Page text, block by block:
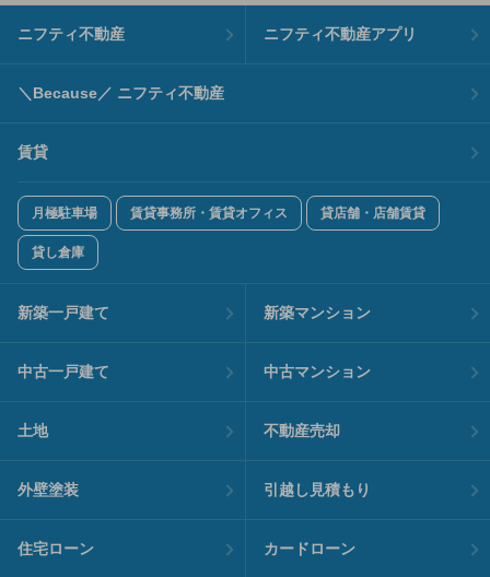
ニフティ不動産 ニフティ不動産アプリ
＼Because／ ニフティ不動産
賃貸
月極駐車場 賃貸事務所・賃貸オフィス 貸店舗・店舗賃貸
貸し倉庫
新築一戸建て 新築マンション
中古一戸建て 中古マンション
土地 不動産売却
外壁塗装 引越し見積もり
住宅ローン カードローン